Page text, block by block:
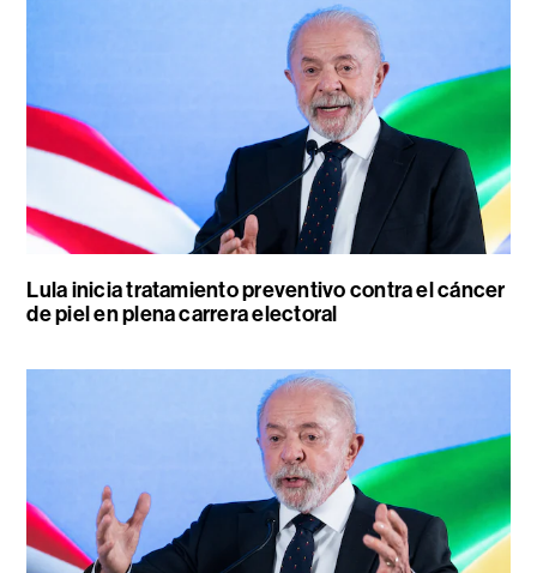
Lula inicia tratamiento preventivo contra el cáncer
de piel en plena carrera electoral